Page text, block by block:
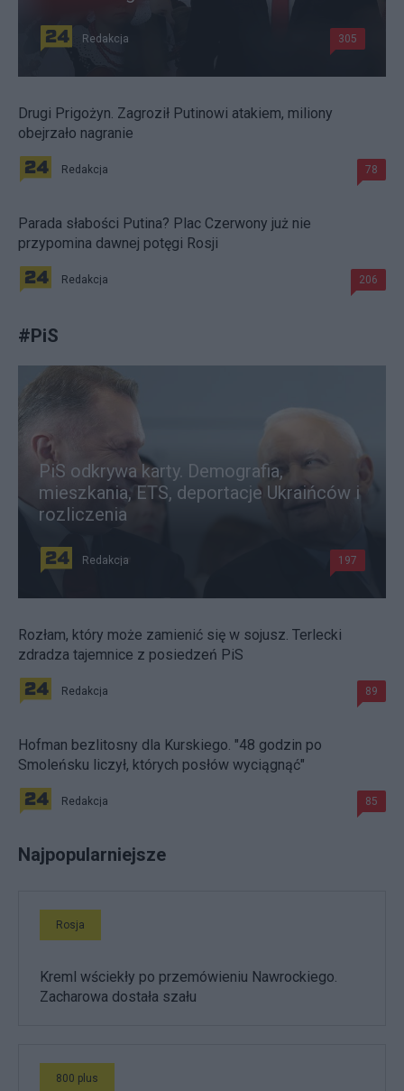
Redakcja 305
Drugi Prigożyn. Zagroził Putinowi atakiem, miliony
obejrzało nagranie
Redakcja 78
Parada słabości Putina? Plac Czerwony już nie
przypomina dawnej potęgi Rosji
Redakcja 206
#PiS
PiS odkrywa karty. Demografia,
mieszkania, ETS, deportacje Ukraińców i
rozliczenia
Redakcja 197
Rozłam, który może zamienić się w sojusz. Terlecki
zdradza tajemnice z posiedzeń PiS
Redakcja 89
Hofman bezlitosny dla Kurskiego. "48 godzin po
Smoleńsku liczył, których posłów wyciągnąć"
Redakcja 85
Najpopularniejsze
Rosja
Kreml wściekły po przemówieniu Nawrockiego.
Zacharowa dostała szału
800 plus